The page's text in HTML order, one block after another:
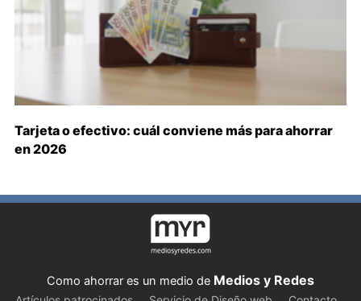
Tarjeta o efectivo: cuál conviene más para ahorrar
en 2026
Como ahorrar es un medio de Medios y Redes